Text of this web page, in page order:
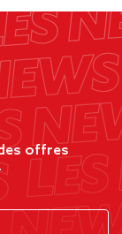
offres